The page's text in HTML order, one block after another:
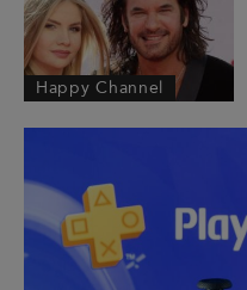
Happy Channel